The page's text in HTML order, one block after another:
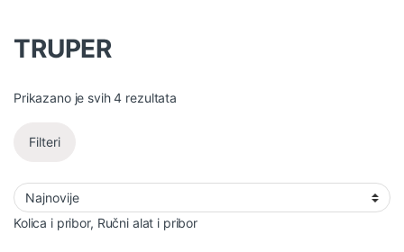
TRUPER
Prikazano je svih 4 rezultataSortirano po najnovijem
Filteri
Kolica i pribor, Ručni alat i pribor